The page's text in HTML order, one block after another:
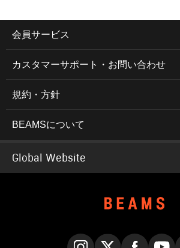
会員サービス
カスタマーサポート・お問い合わせ
規約・方針
BEAMSについて
Global Website